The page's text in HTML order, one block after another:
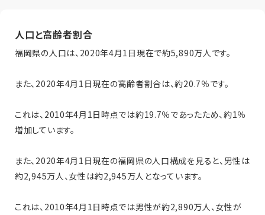
人口と高齢者割合
福岡県の人口は、2020年4月1日現在で約5,890万人です。
また、2020年4月1日現在の高齢者割合は、約20.7％です。
これは、2010年4月1日時点では約19.7％であったため、約1％
増加しています。
また、2020年4月1日現在の福岡県の人口構成を見ると、男性は
約2,945万人、女性は約2,945万人となっています。
これは、2010年4月1日時点では男性が約2,890万人、女性が